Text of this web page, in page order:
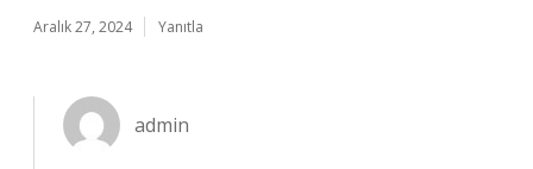
Aralık 27, 2024 Yanıtla
admin